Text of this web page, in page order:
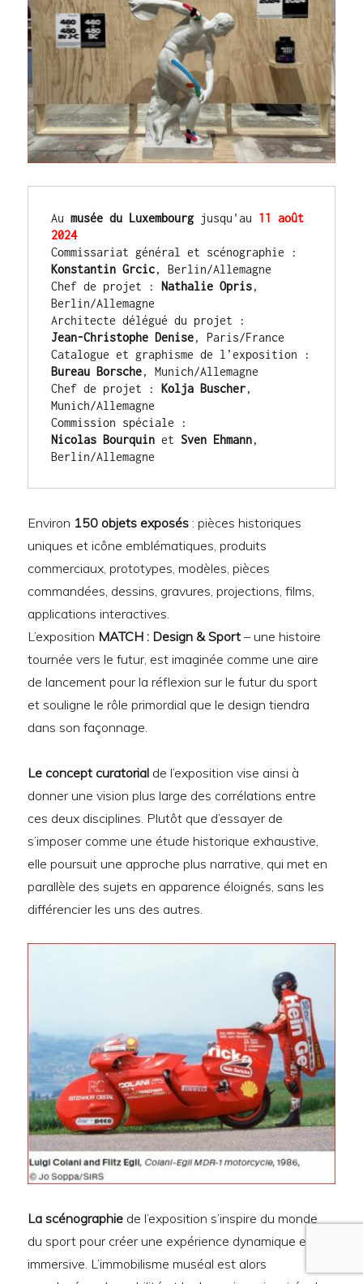
Au musée du Luxembourg jusqu'au 11 août
2024
Konstantin Grcic, Berlin/Allemagne
Chef de projet : Nathalie Opris,
Berlin/Allemagne
Jean-Christophe Denise, Paris/France
Bureau Borsche, Munich/Allemagne
Chef de projet : Kolja Buscher,
Munich/Allemagne
Nicolas Bourquin et Sven Ehmann,
Berlin/Allemagne
Environ 150 objets exposés : pièces historiques
uniques et icône emblématiques, produits
commerciaux, prototypes, modèles, pièces
commandées, dessins, gravures, projections, films,
applications interactives.
L’exposition MATCH : Design & Sport – une histoire
tournée vers le futur, est imaginée comme une aire
de lancement pour la réflexion sur le futur du sport
et souligne le rôle primordial que le design tiendra
dans son façonnage.
Le concept curatorial de l’exposition vise ainsi à
donner une vision plus large des corrélations entre
ces deux disciplines. Plutôt que d’essayer de
s’imposer comme une étude historique exhaustive,
elle poursuit une approche plus narrative, qui met en
parallèle des sujets en apparence éloignés, sans les
différencier les uns des autres.
La scénographie de l’exposition s’inspire du monde
du sport pour créer une expérience dynamique et
immersive. L’immobilisme muséal est alors